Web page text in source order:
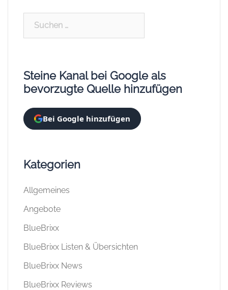
Suchen
Steine Kanal bei Google als
bevorzugte Quelle hinzufügen
Bei Google hinzufügen
Kategorien
Allgemeines
Angebote
BlueBrixx
BlueBrixx Listen & Übersichten
BlueBrixx News
BlueBrixx Reviews